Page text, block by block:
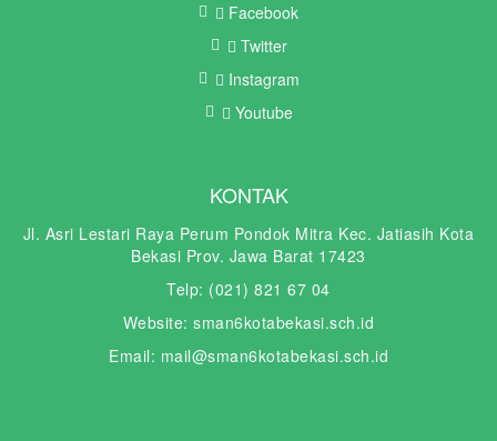
Facebook
Twitter
Instagram
Youtube
KONTAK
Jl. Asri Lestari Raya Perum Pondok Mitra Kec. Jatiasih Kota
Bekasi Prov. Jawa Barat 17423
Telp: (021) 821 67 04
Website: sman6kotabekasi.sch.id
Email: mail@sman6kotabekasi.sch.id